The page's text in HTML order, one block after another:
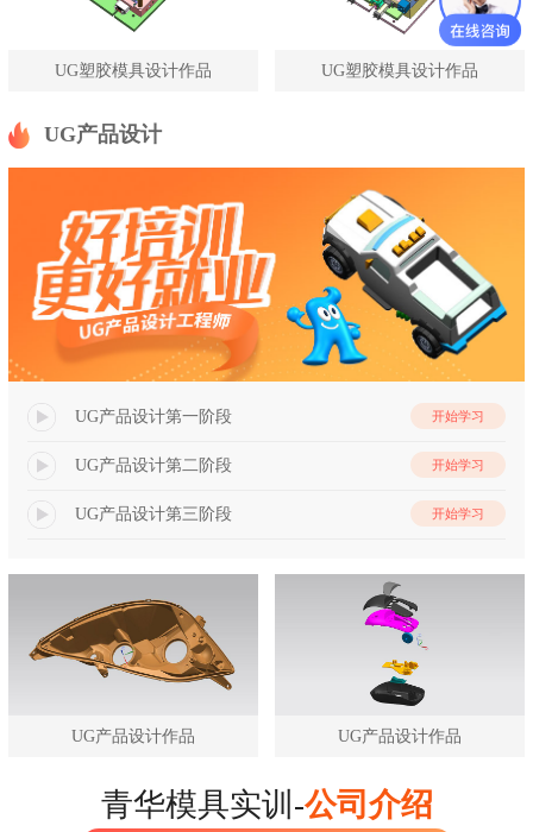
UG塑胶模具设计作品 UG塑胶模具设计作品
UG产品设计
UG产品设计第一阶段 开始学习
UG产品设计第二阶段 开始学习
UG产品设计第三阶段 开始学习
UG产品设计作品 UG产品设计作品
青华模具实训-公司介绍